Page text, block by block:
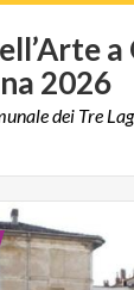
a
2026
dei Tre